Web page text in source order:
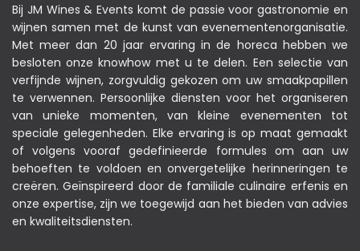
Bij JM Wines & Events komt de passie voor gastronomie en
wijnen samen met de kunst van evenementenorganisatie.
Met meer dan 20 jaar ervaring in de horeca hebben we
besloten onze knowhow met u te delen. Een selectie van
verfijnde wijnen, zorgvuldig gekozen om uw smaakpapillen
te verwennen. Persoonlijke diensten voor het organiseren
van unieke momenten, van kleine evenementen tot
speciale gelegenheden. Elke ervaring is op maat gemaakt
of volgens vooraf gedefinieerde formules om aan uw
behoeften te voldoen en onvergetelijke herinneringen te
creëren. Geïnspireerd door de familiale culinaire erfenis en
onze expertise, zijn we toegewijd aan het bieden van advies
en kwaliteitsdiensten.